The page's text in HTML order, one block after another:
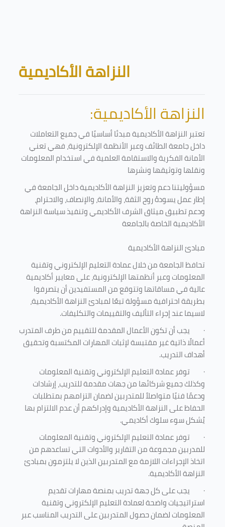
Blocks
النزاهة الأكاديمية
النزاهة الأكاديمية:
تعتبر النزاهة الأكاديمية مبدئا أساسيًا في جميع التعاملات
داخل جامعة الطائف وعبر الأنظمة الإلكترونية، فهي تعني
الأمانة الفكرية والاستقامة العلمية في استخدام المعلومات
ونقلها وتوثيقها ونشرها
مسؤوليتنا دعم وتعزيز النزاهة الأكاديمية داخل الجامعة في
إطار عمل يسودهُ روح الثقة، والأمانة، والإنصاف، والاحترام،
ودعم تطبيق ميثاق الشرف الأكاديمي وتنفيذ سياسة النزاهة
الأكاديمية الخاصة بالجامعة
مبادئ النزاهة الأكاديمية
تحافظ الجامعة من خلال عمادة التعليم الإلكتروني وتقنية
المعلومات وعبر أنظمتها الإلكترونية، على معايير أكاديمية
عالية في مساقاتها وتتوقع من المستفيدين أن يتصرفوا
بطريقة احترافية مسؤولة تبعًا لمبادئ النزاهة الأكاديمية،
لاسيما عند إجراء التأليف والتقييمات والتكليفات.
· يجب أن تكون الأعمال المقدمة للتقييم من طرف المتدرب
أعمالًا ذاتية غير مقتبسة لإثبات المهارات المكتسبة وتحقيق
أهداف التدريب.
· توفر عمادة التعليم الإلكتروني وتقنية المعلومات
وكذلك جميع شركائها من جهات مقدمة للتدريب، إرشادات
ودعمًا فنيًا متواصلاً للمتدربين لضمان التزامهم بمتطلبات
الحفاظ على النزاهة الأكاديمية وإدراكهم أن عدم الالتزام بها
يُشكل سوء سلوك أكاديمي.
· توفر عمادة التعليم الإلكتروني وتقنية المعلومات
للمدربين مجموعة من التقارير والأدوات التي تساعدهم من
اتخاذ الإجراءات اللازمة مع المتدربين الذين لا يلتزمون بمبادئ
النزاهة الأكاديمية.
· يجب على كل جهة تدريب بمنصة مهارات تقديم
استراتيجيات واضحة لعمادة التعليم الإلكتروني وتقنية
المعلومات لضمان حصول المتدربين على التدريب المناسب عبر